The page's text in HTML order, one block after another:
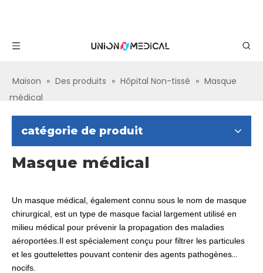
Maison » Des produits » Hôpital Non-tissé » Masque
médical
catégorie de produit
Masque médical
Un masque médical, également connu sous le nom de masque
chirurgical, est un type de masque facial largement utilisé en
milieu médical pour prévenir la propagation des maladies
aéroportées.Il est spécialement conçu pour filtrer les particules
et les gouttelettes pouvant contenir des agents pathogènes
nocifs.